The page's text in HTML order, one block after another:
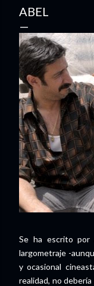
ABEL
Se ha escrito por
largometraje -
y ocasional
realidad, no